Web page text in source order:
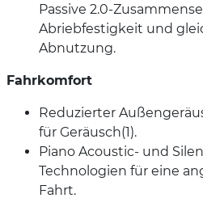
Passive 2.0-
Abriebfestigkeit und
Abnutzung.
Fahrkomfort
Reduzierter
für Geräusch(1).
Piano Acoustic- und
Technologien für eine
Fahrt.